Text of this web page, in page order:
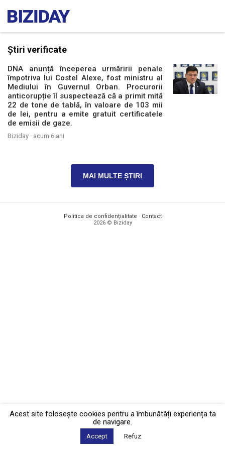
Știri verificate
DNA anunță începerea urmăririi penale
împotriva lui Costel Alexe, fost ministru al
Mediului în Guvernul Orban. Procurorii
anticorupție îl suspectează că a primit mită
22 de tone de tablă, în valoare de 103 mii
de lei, pentru a emite gratuit certificatele
de emisii de gaze.
Biziday · acum 6 ani
MAI MULTE ȘTIRI
Politica de confidențialitate · Contact
2026 © Biziday
Acest site foloseşte cookies pentru a îmbunătăți experiența ta
de navigare.
Accept Refuz